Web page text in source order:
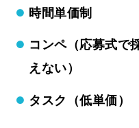
時間単価制
コンペ（応募式で
えない）
タスク（低単価）